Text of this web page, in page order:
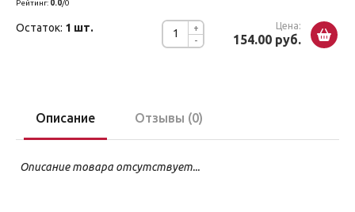
Рейтинг: 0.0/0
-
+ Цена:
154.00 руб.
Остаток: 1 шт.
Описание Отзывы (0)
Описание товара отсутствует...